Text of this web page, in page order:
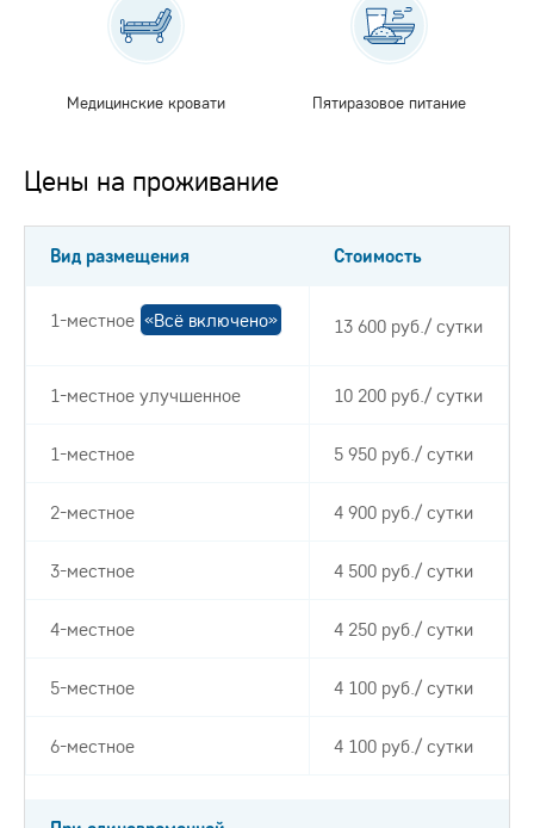
Медицинские кровати Пятиразовое питание
Цены на проживание
Вид размещения Стоимость
1-местное «Всё включено» 13 600 руб./ сутки
1-местное улучшенное 10 200 руб./ сутки
1-местное 5 950 руб./ сутки
2-местное 4 900 руб./ сутки
3-местное 4 500 руб./ сутки
4-местное 4 250 руб./ сутки
5-местное 4 100 руб./ сутки
6-местное 4 100 руб./ сутки